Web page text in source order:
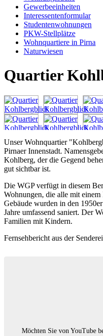
Gewerbeeinheiten
Interessentenformular
Studentenwohnungen
PKW-Stellplätze
Wohnquartiere in Pirna
Naturwiesen
Quartier
Unser Wohnquartier
Pirnaer Innenstadt.
Kohlberg, der die Gegend
gut sichtbar ist.
Die WGP verfügt in diesem
Wohnungen, die alle mit
Gebäude wurden in den
Jahre umfassend saniert. Der
Familien mit Kindern.
Fernsehbericht aus der
Möchten Sie von YouTube